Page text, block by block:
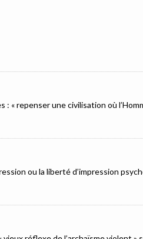
: « repenser une civilisation où
ou la liberté d’impression